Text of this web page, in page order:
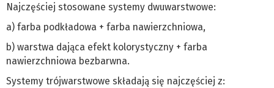
Najczęściej stosowane systemy dwuwarstwowe:
a) farba podkładowa + farba nawierzchniowa,
b) warstwa dająca efekt kolorystyczny + farba
nawierzchniowa bezbarwna.
Systemy trójwarstwowe składają się najczęściej z: